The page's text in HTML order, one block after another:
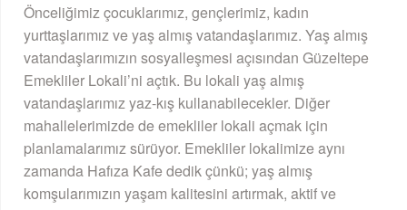
Önceliğimiz çocuklarımız, gençlerimiz, kadın
yurttaşlarımız ve yaş almış vatandaşlarımız. Yaş almış
vatandaşlarımızın sosyalleşmesi açısından Güzeltepe
Emekliler Lokali’ni açtık. Bu lokali yaş almış
vatandaşlarımız yaz-kış kullanabilecekler. Diğer
mahallelerimizde de emekliler lokali açmak için
planlamalarımız sürüyor. Emekliler lokalimize aynı
zamanda Hafıza Kafe dedik çünkü; yaş almış
komşularımızın yaşam kalitesini artırmak, aktif ve